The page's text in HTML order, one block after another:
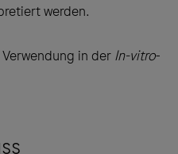
werden.
in der In-vitro-